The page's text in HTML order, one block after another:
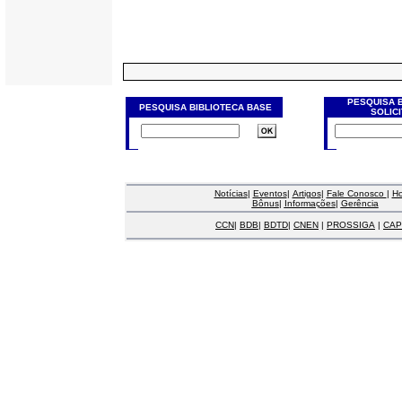
PESQUISA BIBLIOTECA BASE
PESQUISA
Notícias| Eventos| Artigos| Fale Conosco |
Bônus| Informações| Gerência
CCN| BDB| BDTD| CNEN | PROSSIGA |